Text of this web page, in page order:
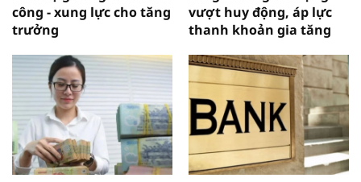
công - xung lực cho tăng
trưởng
vượt huy động, áp lực
thanh khoản gia tăng